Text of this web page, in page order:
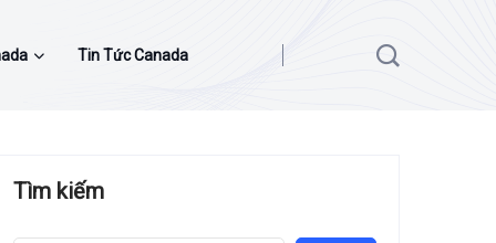
Tin Tức Canada
Tìm kiếm